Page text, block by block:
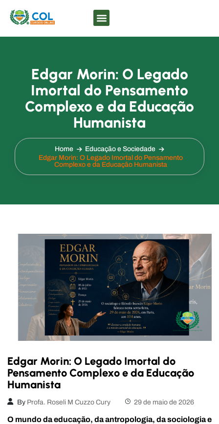
Edgar Morin: O Legado
Imortal do Pensamento
Complexo e da Educação
Humanista
Home
Educação e Sociedade
Edgar Morin: O Legado Imortal do Pensamento
Complexo e da Educação Humanista
Edgar Morin: O Legado Imortal do
Pensamento Complexo e da Educação
Humanista
By Profa. Roseli M Cuzzo Cury 29 de maio de 2026
O mundo da educação, da antropologia, da sociologia e